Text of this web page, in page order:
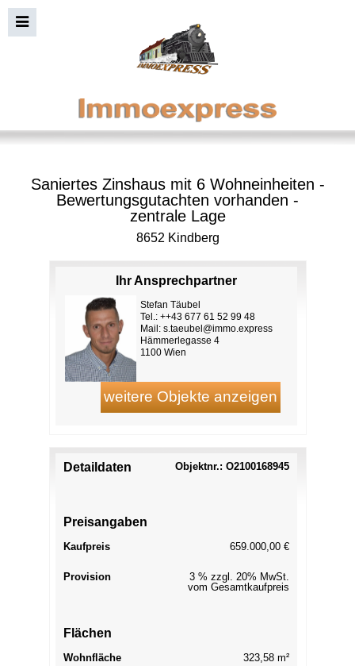
Saniertes Zinshaus mit 6 Wohneinheiten -
Bewertungsgutachten vorhanden -
zentrale Lage
8652 Kindberg
Ihr Ansprechpartner
Stefan Täubel
Tel.: ++43 677 61 52 99 48
Mail: s.taeubel@immo.express
Hämmerlegasse 4
1100 Wien
Detaildaten Objektnr.: O2100168945
Preisangaben
Kaufpreis 659.000,00 €
Provision
3 % zzgl. 20% MwSt.
vom Gesamtkaufpreis
Flächen
Wohnfläche
323,58 m²